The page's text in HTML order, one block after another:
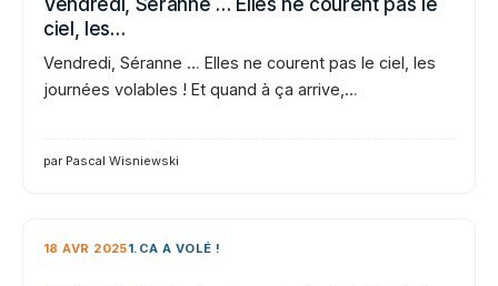
ciel, les…
Vendredi, Séranne … Elles ne courent pas le ciel, les
journées volables ! Et quand à ça arrive,…
par Pascal Wisniewski
18 AVR 20251.CA A VOLÉ !